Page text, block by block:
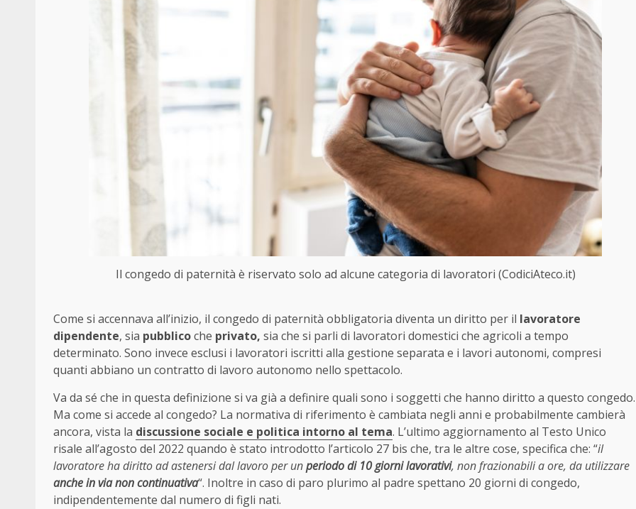
Il congedo di paternità è riservato solo ad alcune categoria di lavoratori (CodiciAteco.it)
Come si accennava all’inizio, il congedo di paternità obbligatoria diventa un diritto per il lavoratore
dipendente, sia pubblicoche privato, sia che si parli di lavoratori domestici che agricoli a tempo
determinato. Sono invece esclusi i lavoratori iscritti alla gestione separata e i lavori autonomi, compresi
quanti abbiano un contratto di lavoro autonomo nello spettacolo.
Va da sé che in questa definizione si va già a definire quali sono i soggetti che hanno diritto a questo congedo.
Ma come si accede al congedo? La normativa di riferimento è cambiata negli anni e probabilmente cambierà
ancora, vista la discussione sociale e politica intorno al tema. L’ultimo aggiornamento al Testo Unico
risale all’agosto del 2022 quando è stato introdotto l’articolo 27 bis che, tra le altre cose, specifica che: “il
lavoratore ha diritto ad astenersi dal lavoro per unperiodo di 10 giorni lavorativi, non frazionabili a ore, da utilizzare
anche in via non continuativa“. Inoltre in caso di paro plurimo al padre spettano 20 giorni di congedo,
indipendentemente dal numero di figli nati.